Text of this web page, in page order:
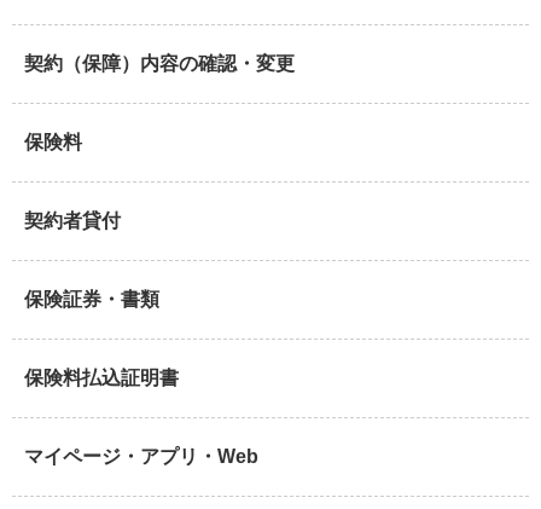
契約（保障）内容の確認・変更
保険料
契約者貸付
保険証券・書類
保険料払込証明書
マイページ・アプリ・Web